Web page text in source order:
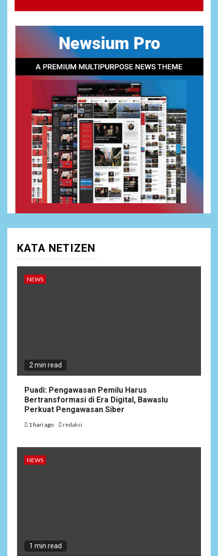
KATA NETIZEN
NEWS
2 min read
Puadi: Pengawasan Pemilu Harus
Bertransformasi di Era Digital, Bawaslu
Perkuat Pengawasan Siber
1 hari ago redaksi
NEWS
1 min read